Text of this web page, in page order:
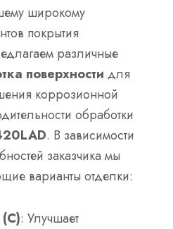
широкому
покрытия
различные
поверхности для
коррозионной
обработки
. В зависимости
заказчика мы
варианты отделки:
(С): Улучшает